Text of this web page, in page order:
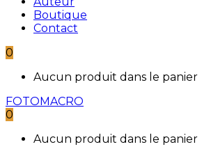
Boutique
Contact
0
Aucun produit dans le panier
FOTOMACRO
0
Aucun produit dans le panier